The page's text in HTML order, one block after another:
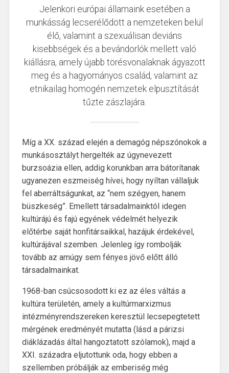
Jelenkori európai államaink esetében a
munkásság lecserélődött a nemzeteken belül
élő, valamint a szexuálisan deviáns
kisebbségek és a bevándorlók mellett való
kiállásra, amely újabb törésvonalaknak ágyazott
meg és a hagyományos család, valamint az
etnikailag homogén nemzetek elpusztítását
tűzte zászlajára.
Míg a XX. század elején a demagóg népszónokok a
munkásosztályt hergelték az úgynevezett
burzsoázia ellen, addig korunkban arra bátorítanak
ugyanezen eszmeiség hívei, hogy nyíltan vállaljuk
fel aberráltságunkat, az “nem szégyen, hanem
büszkeség”. Emellett társadalmainktól idegen
kultúrájú és fajú egyének védelmét helyezik
előtérbe saját honfitársaikkal, hazájuk érdekével,
kultúrájával szemben. Jelenleg így rombolják
tovább az amúgy sem fényes jövő előtt álló
társadalmainkat.
1968-ban csúcsosodott ki ez az éles váltás a
kultúra területén, amely a kultúrmarxizmus
intézményrendszereken keresztül lecsepegtetett
mérgének eredményét mutatta (lásd a párizsi
diáklázadás által hangoztatott szólamok), majd a
XXI. századra eljutottunk oda, hogy ebben a
szellemben próbálják az emberiség még